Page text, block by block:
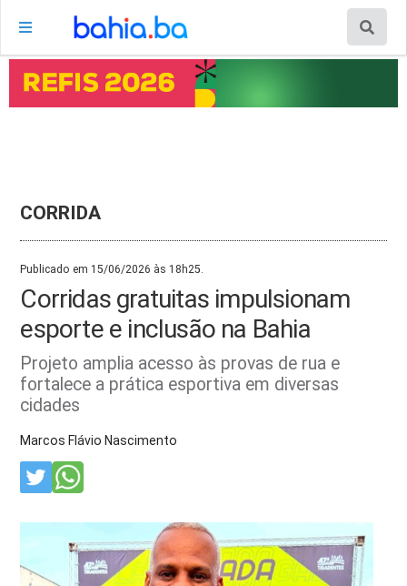
CORRIDA
Publicado em 15/06/2026 às 18h25.
Corridas gratuitas impulsionam
esporte e inclusão na Bahia
Projeto amplia acesso às provas de rua e
fortalece a prática esportiva em diversas
cidades
Marcos Flávio Nascimento